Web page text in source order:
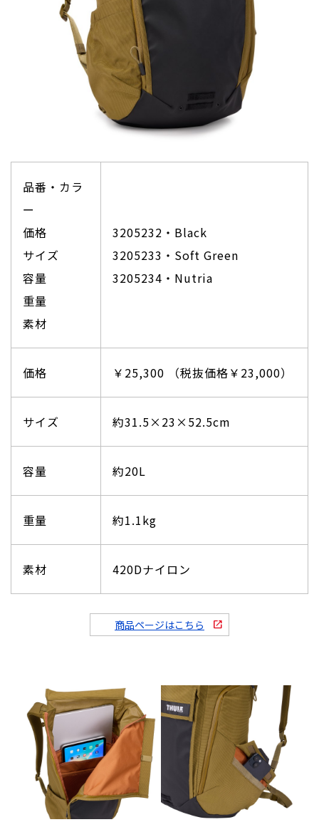
品番・カラ
ー
価格
サイズ
容量
重量
素材
3205232・Black
3205233・Soft Green
3205234・Nutria
価格 ￥25,300 （税抜価格￥23,000）
サイズ 約31.5×23×52.5cm
容量 約20L
重量 約1.1kg
素材 420Dナイロン
商品ページはこちら open_in_new